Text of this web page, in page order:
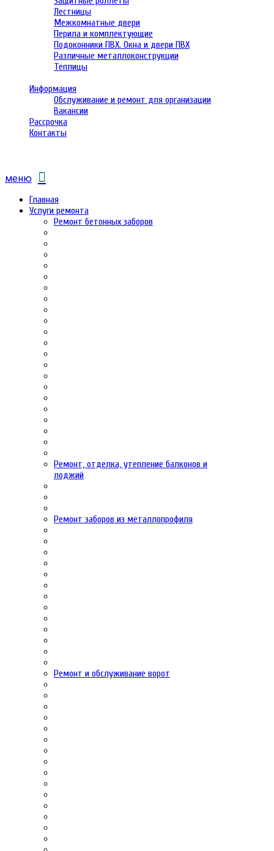
Лестницы
Межкомнатные двери
Перила и комплектующие
Подоконники ПВХ. Окна и двери ПВХ
Различные металлоконструкции
Теплицы
Информация
Обслуживание и ремонт для организации
Вакансии
Рассрочка
Контакты
меню
Главная
Услуги ремонта
Ремонт бетонных заборов
Ремонт, отделка, утепление балконов и
лоджий
Ремонт заборов из металлопрофиля
Ремонт и обслуживание ворот